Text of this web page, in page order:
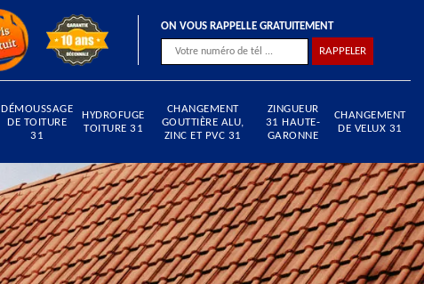
ON VOUS RAPPELLE GRATUITEMENT
DÉMOUSSAGE
DE TOITURE
31
HYDROFUGE
TOITURE 31
CHANGEMENT
GOUTTIÈRE ALU,
ZINC ET PVC 31
ZINGUEUR
31 HAUTE-
GARONNE
CHANGEMENT
DE VELUX 31